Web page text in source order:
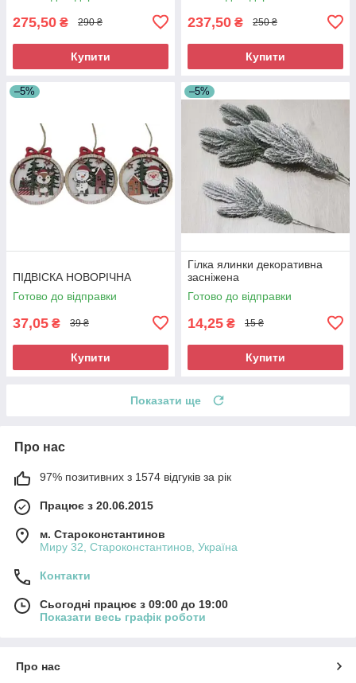
275,50 ₴ 290 ₴
Купити
237,50 ₴ 250 ₴
Купити
–5%
ПІДВІСКА НОВОРІЧНА
Готово до відправки
37,05 ₴ 39 ₴
Купити
–5%
Гілка ялинки декоративна
засніжена
Готово до відправки
14,25 ₴ 15 ₴
Купити
Показати ще
Про нас
97% позитивних з 1574 відгуків за рік
Працює з 20.06.2015
м. Староконстантинов
Миру 32, Староконстантинов, Україна
Контакти
Сьогодні працює з 09:00 до 19:00
Показати весь графік роботи
Про нас